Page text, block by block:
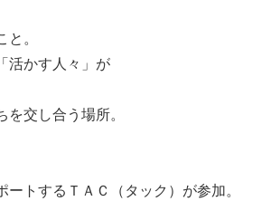
。
活かす人々」が
交し合う場所。
トするＴＡＣ（タック）が参加。